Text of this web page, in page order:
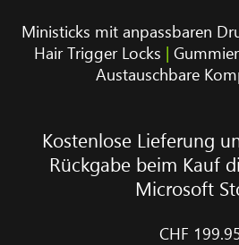
Ministicks mit anpassbaren
Hair Trigger Locks |
Austauschbare
Kostenlose Lieferung
Rückgabe beim Kauf
Microsoft
CHF